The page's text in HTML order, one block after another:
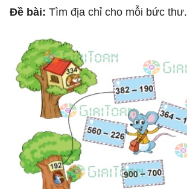
Đề bài: Tìm địa chỉ cho mỗi bức thư.